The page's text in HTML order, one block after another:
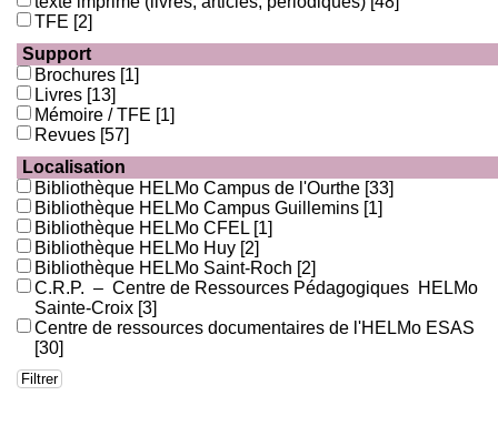
TFE [2]
Support
Brochures [1]
Livres [13]
Mémoire / TFE [1]
Revues [57]
Localisation
Bibliothèque HELMo Campus de l'Ourthe [33]
Bibliothèque HELMo Campus Guillemins [1]
Bibliothèque HELMo CFEL [1]
Bibliothèque HELMo Huy [2]
Bibliothèque HELMo Saint-Roch [2]
C.R.P. – Centre de Ressources Pédagogiques HELMo
Sainte-Croix [3]
Centre de ressources documentaires de l'HELMo ESAS
[30]